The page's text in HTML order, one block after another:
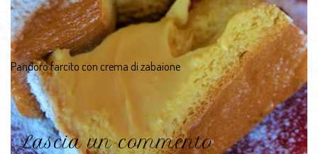
Pandoro farcito con crema di zabaione
Lascia un commento